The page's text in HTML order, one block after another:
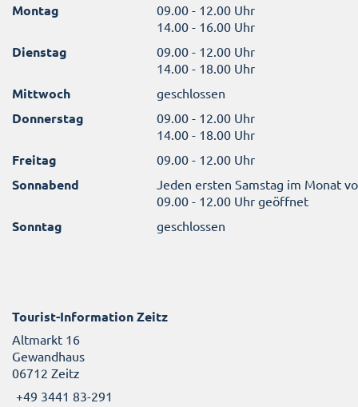
Montag
09.00 - 12.00 Uhr
14.00 - 16.00 Uhr
Dienstag
09.00 - 12.00 Uhr
14.00 - 18.00 Uhr
Mittwoch geschlossen
Donnerstag
09.00 - 12.00 Uhr
14.00 - 18.00 Uhr
Freitag 09.00 - 12.00 Uhr
Sonnabend
Jeden ersten Samstag im Monat
09.00 - 12.00 Uhr geöffnet
Sonntag geschlossen
Tourist-Information Zeitz
Altmarkt 16
Gewandhaus
06712 Zeitz
+49 3441 83-291